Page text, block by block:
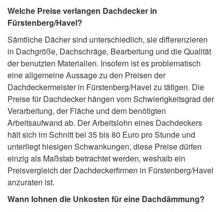
Welche Preise verlangen Dachdecker in
Fürstenberg/Havel?
Sämtliche Dächer sind unterschiedlich, sie differenzieren
in Dachgröße, Dachschräge, Bearbeitung und die Qualität
der benutzten Materialien. Insofern ist es problematisch
eine allgemeine Aussage zu den Preisen der
Dachdeckermeister in Fürstenberg/Havel zu tätigen. Die
Preise für Dachdecker hängen vom Schwierigkeitsgrad der
Verarbeitung, der Fläche und dem benötigten
Arbeitsaufwand ab. Der Arbeitslohn eines Dachdeckers
hält sich im Schnitt bei 35 bis 80 Euro pro Stunde und
unterliegt hiesigen Schwankungen, diese Preise dürfen
einzig als Maßstab betrachtet werden, weshalb ein
Preisvergleich der Dachdeckerfirmen in Fürstenberg/Havel
anzuraten ist.
Wann lohnen die Unkosten für eine Dachdämmung?